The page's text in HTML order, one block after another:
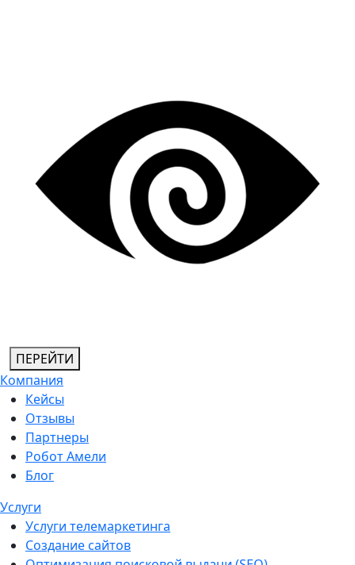
ПЕРЕЙТИ
Компания
Кейсы
Отзывы
Партнеры
Робот Амели
Блог
Услуги
Услуги телемаркетинга
Создание сайтов